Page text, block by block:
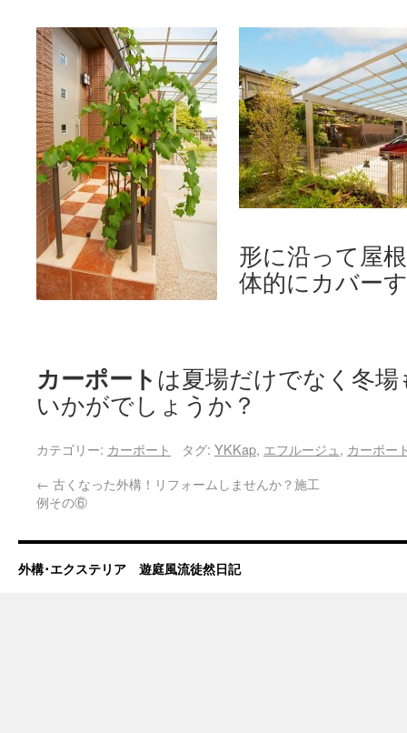
形に沿って屋
体的にカバー
カーポート は夏場だけでなく冬
いかがでしょうか？
カテゴリー: カーポート タグ: YKKap, エフルージュ , カーポー
← 古くなった外構！リフォームしませんか？施工
例その⑥
外構･エクステリア 遊庭風流徒然日記